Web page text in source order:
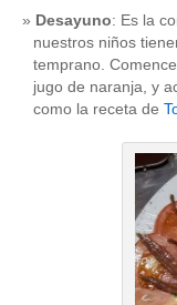
Desayuno: Es la
nuestros niños
temprano.
jugo de naranja, y
como la receta de